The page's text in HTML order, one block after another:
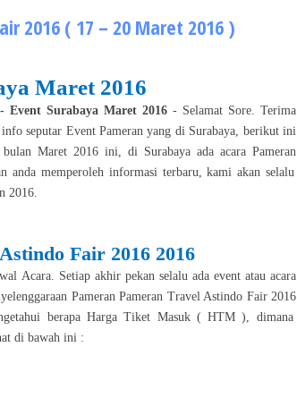
2016 ( 17 – 20 Maret 2016 )
Maret 2016
- Event Surabaya Maret 2016- Selamat Sore . Terima
seputar Event Pameran yang di Surabaya , berikut ini
Maret 2016ini, di Surabayaada acara Pameran
anda memperoleh informasi terbaru, kami akan selalu
2016
Fair 2016 2016
Acara. Setiap akhir pekan selalu ada event atau acara
Pameran Pameran Travel Astindo Fair 2016
berapa Harga Tiket Masuk ( HTM ), dimana
di bawah ini :